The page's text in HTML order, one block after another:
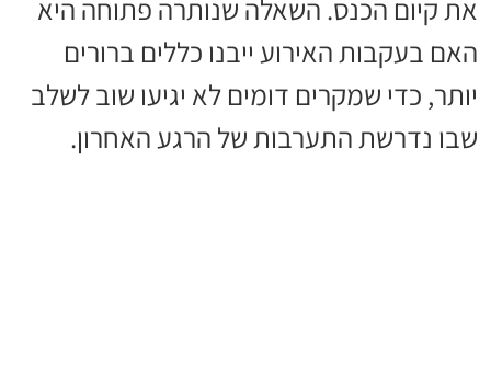
את קיום הכנס. השאלה שנותרה פתוחה היא
האם בעקבות האירוע ייבנו כללים ברורים
יותר, כדי שמקרים דומים לא יגיעו שוב לשלב
שבו נדרשת התערבות של הרגע האחרון.